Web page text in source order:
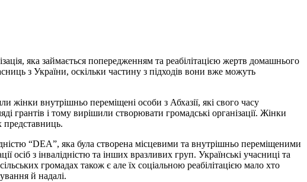
яка займається попередженням та реабілітацією жертв домашнього
з України, оскільки частину з підходів вони вже можуть
жінки внутрішньо переміщені особи з Абхазії, які свого часу
грантів і тому вирішили створювати громадські організації. Жінки
представниць.
“DEA”, яка була створена місцевими та внутрішньо переміщеними
осіб з інвалідністю та інших вразливих груп. Українські учасниці та
громадах також є але їх соціальною реабілітацією мало хто
й надалі.